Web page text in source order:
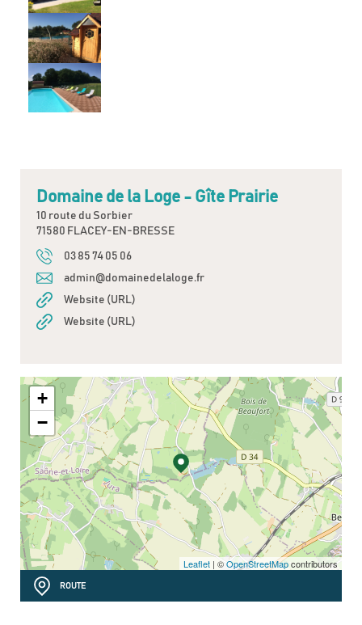
Domaine de la Loge - Gîte Prairie
10 route du Sorbier
71580 FLACEY-EN-BRESSE
03 85 74 05 06
admin@domainedelaloge.fr
Website (URL)
Website (URL)
+
−
Leaflet | ©OpenStreetMapcontributors
ROUTE